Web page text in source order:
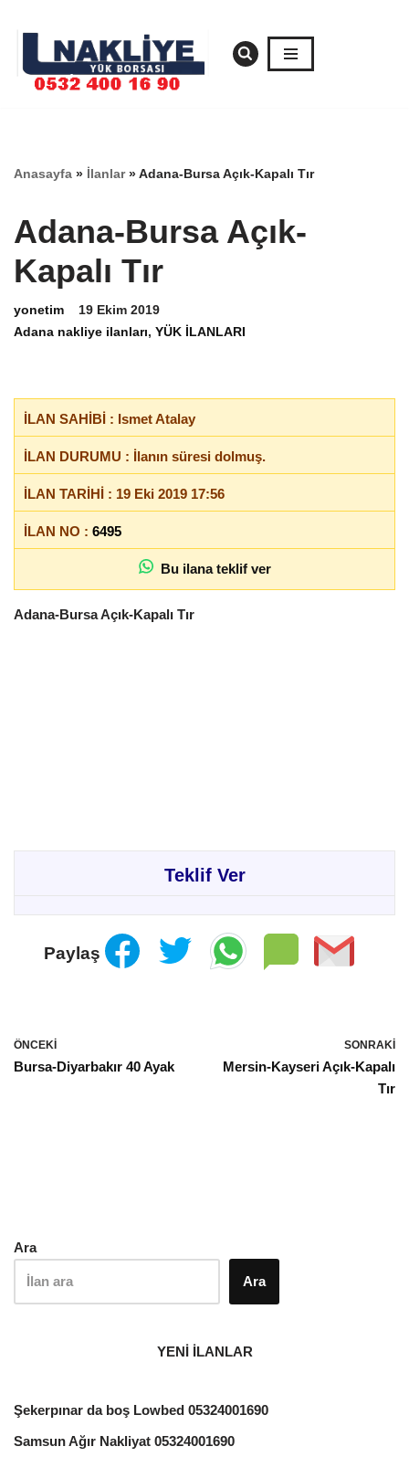
geç
Anasayfa » İlanlar»Adana-Bursa Açık-Kapalı Tır
Adana-Bursa Açık-
Kapalı Tır
yonetim
19 Ekim 2019
Adana nakliye ilanları, YÜK İLANLARI
İLAN SAHİBİ : Ismet Atalay
İLAN DURUMU : İlanın süresi dolmuş.
İLAN TARİHİ : 19 Eki 2019 17:56
İLAN NO : 6495
Bu ilana teklif ver
Adana-Bursa Açık-Kapalı Tır
Teklif Ver
Paylaş
ÖNCEKI
Bursa-Diyarbakır 40 Ayak
SONRAKI
Mersin-Kayseri Açık-Kapalı
Tır
Ara
Ara
YENİ İLANLAR
Şekerpınar da boş Lowbed 05324001690
Samsun Ağır Nakliyat 05324001690